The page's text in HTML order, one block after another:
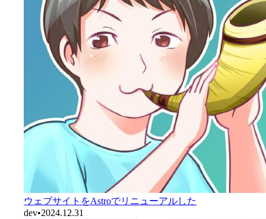
ウェブサイトをAstroでリニューアルした
dev•2024.12.31